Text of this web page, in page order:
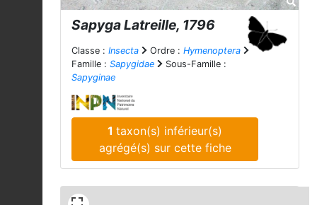
SapygaLatreille, 1796
Classe : Insecta Ordre : Hymenoptera
Famille : Sapygidae
Sous-Famille :
Sapyginae
1taxon(s) inférieur(s)
agrégé(s) sur cette fiche